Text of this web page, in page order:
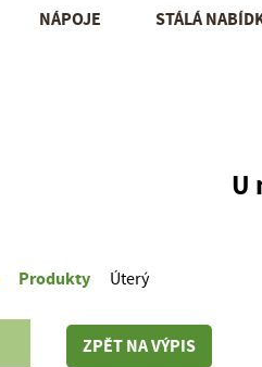
NÁPOJE STÁLÁ
U
Produkty Úterý
ZPĚT NA VÝPIS